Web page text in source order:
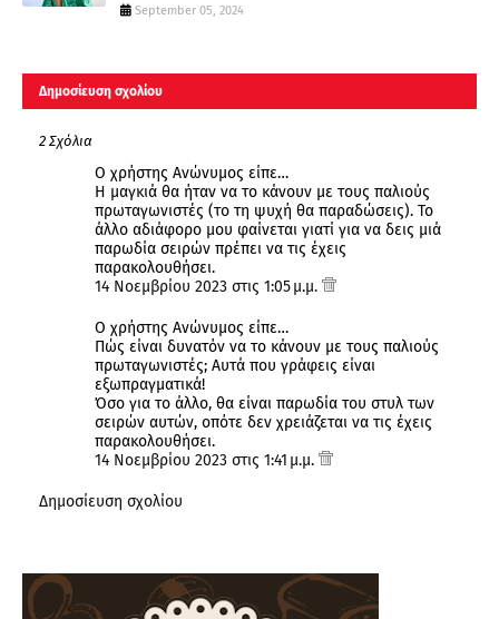
September 05, 2024
Δημοσίευση σχολίου
2 Σχόλια
Ο χρήστης Ανώνυμος είπε…
Η μαγκιά θα ήταν να το κάνουν με τους παλιούς
πρωταγωνιστές (το τη ψυχή θα παραδώσεις). Το
άλλο αδιάφορο μου φαίνεται γιατί για να δεις μιά
παρωδία σειρών πρέπει να τις έχεις
παρακολουθήσει.
14 Νοεμβρίου 2023 στις 1:05 μ.μ.
Ο χρήστης Ανώνυμος είπε…
Πώς είναι δυνατόν να το κάνουν με τους παλιούς
πρωταγωνιστές; Αυτά που γράφεις είναι
εξωπραγματικά!
Όσο για το άλλο, θα είναι παρωδία του στυλ των
σειρών αυτών, οπότε δεν χρειάζεται να τις έχεις
παρακολουθήσει.
14 Νοεμβρίου 2023 στις 1:41 μ.μ.
Δημοσίευση σχολίου